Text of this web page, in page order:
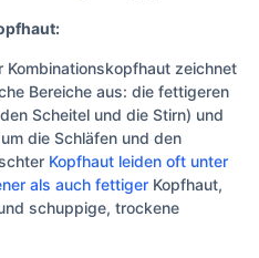
Kombinationskopfhaut zeichnet
Bereiche aus: die fettigeren
Scheitel und die Stirn) und
die Schläfen und den
Kopfhaut leiden oft unter
als auch fettiger Kopfhaut,
schuppige, trockene